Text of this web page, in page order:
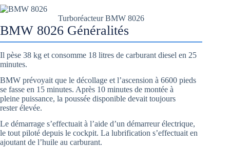
Turboréacteur BMW 8026
BMW 8026 Généralités
Il pèse 38 kg et consomme 18 litres de carburant diesel en 25
minutes.
BMW prévoyait que le décollage et l’ascension à 6600 pieds
se fasse en 15 minutes. Après 10 minutes de montée à
pleine puissance, la poussée disponible devait toujours
rester élevée.
Le démarrage s’effectuait à l’aide d’un démarreur électrique,
le tout piloté depuis le cockpit. La lubrification s’effectuait en
ajoutant de l’huile au carburant.